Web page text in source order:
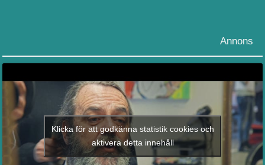
Annons
Klicka för att godkänna statistik cookies och
aktivera detta innehåll